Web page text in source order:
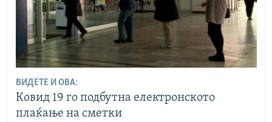
ВИДЕТЕ И ОВА:
Ковид 19 го подбутна електронското
плаќање на сметки